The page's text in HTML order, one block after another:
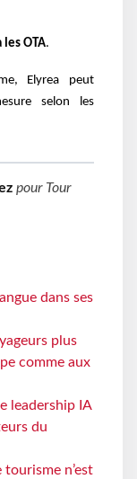
OTA.
Elyrea peut
selon les
pour Tour
dans ses
plus
comme aux
leadership IA
du
tourisme n’est